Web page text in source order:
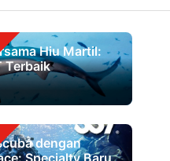
Hiu Martil:
Terbaik
dengan
Specialty Baru